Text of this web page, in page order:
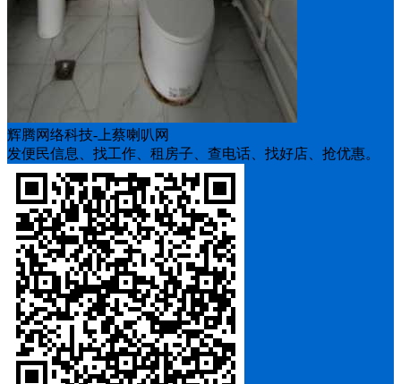
辉腾网络科技-上蔡喇叭网
发便民信息、找工作、租房子、查电话、找好店、抢优惠。